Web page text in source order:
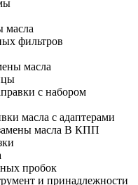
масла
фильтров
масла
с набором
масла с адаптерами
масла В КПП
пробок
и принадлежности